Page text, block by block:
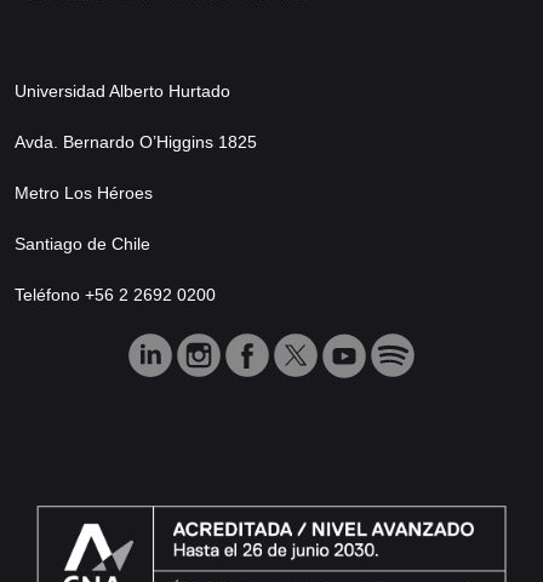
Universidad Alberto Hurtado
Avda. Bernardo O’Higgins 1825
Metro Los Héroes
Santiago de Chile
Teléfono +56 2 2692 0200